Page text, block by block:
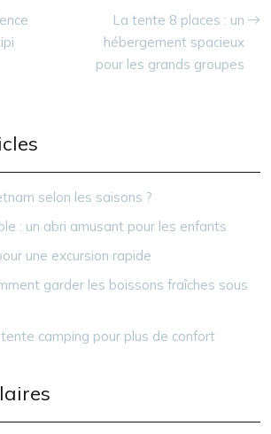
La tente 8 places : un
hébergement spacieux
pour les grands groupes
selon les saisons ?
: un abri amusant pour les enfants
une excursion rapide
garder les boissons fraîches sous
camping pour plus de confort